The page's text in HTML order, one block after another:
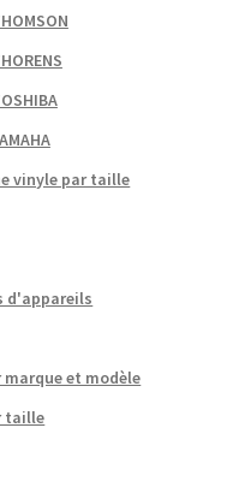
vinyle par taille
d'appareils
et modèle
taille